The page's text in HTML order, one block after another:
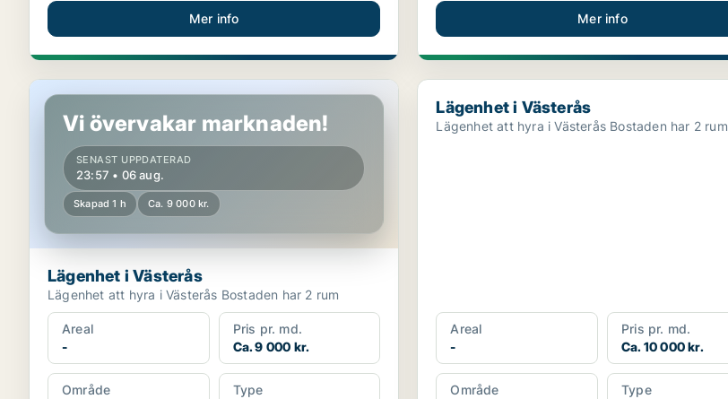
Mer info Mer info
Lägenhet i Västerås
Vi övervakar marknaden!
SENAST UPPDATERAD
23:57 • 06 aug.
Skapad 1 h Ca. 9 000 kr.
Lägenhet i Västerås
Lägenhet att hyra i Västerås Bostaden har 2 rum
Areal
-
Pris pr. md.
Ca. 9 000 kr.
Område
Type
Lägenhet i Västerås
Lägenhet i Västerås
Lägenhet att hyra i Västerås Bostaden har 2 rum
Areal
-
Pris pr. md.
Ca. 10 000 kr.
Område
Type